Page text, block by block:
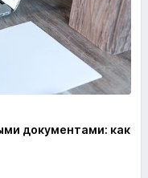
документами: как